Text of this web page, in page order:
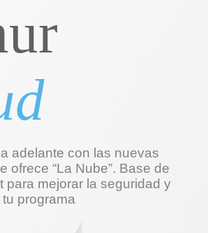
adelante con las nuevas
ofrece “La Nube”. Base de
para mejorar la seguridad y
programa